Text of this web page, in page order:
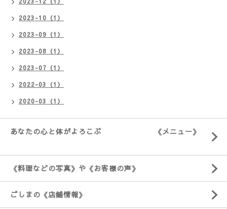
2023-10（1）
2023-09（1）
2023-08（1）
2023-07（1）
2022-03（1）
2020-03（1）
あなたの心と体がよろこぶ 《メニュー》
《料理などの写真》や《お客様の声》
ごしまの《店舗情報》